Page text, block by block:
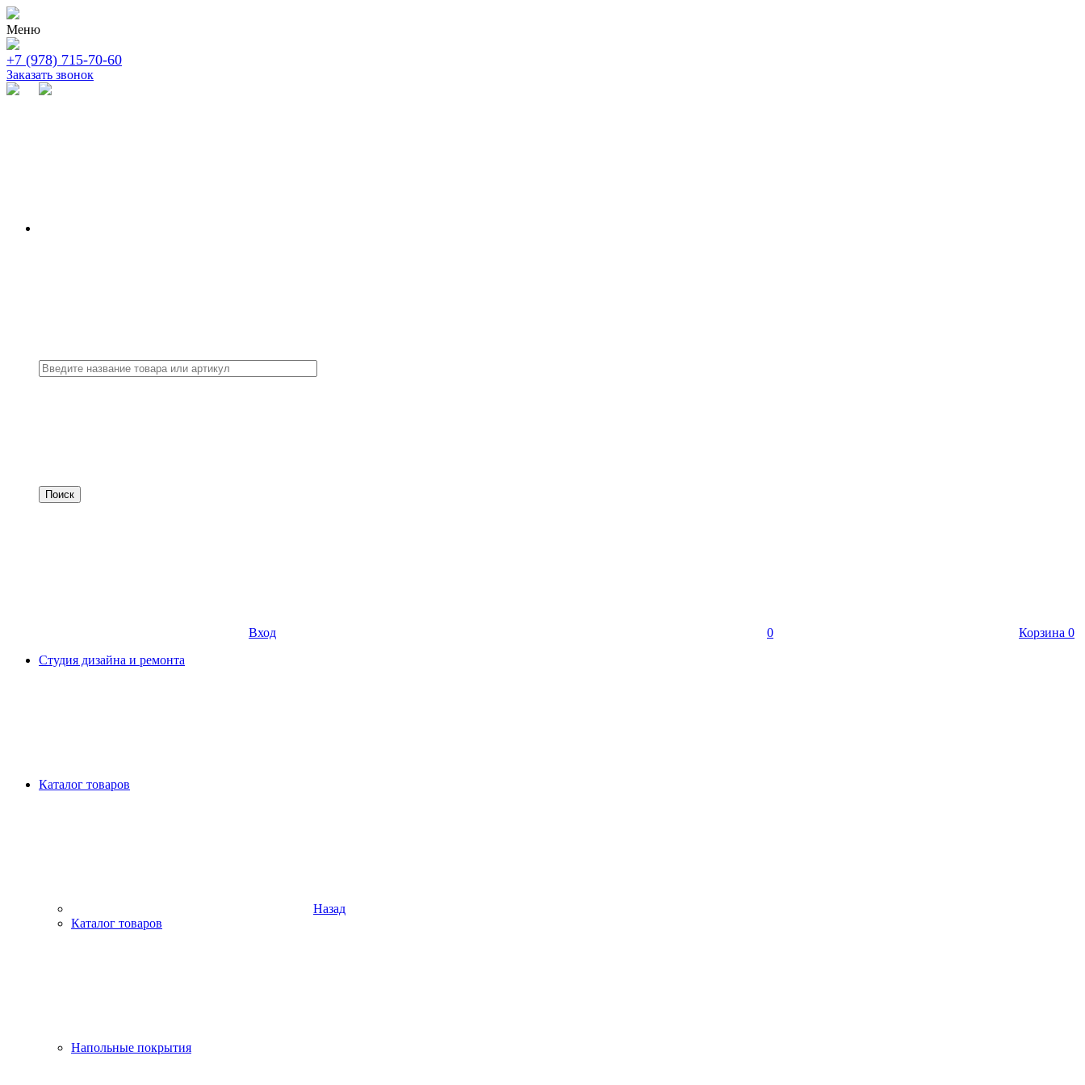
Меню
+7 (978) 715-70-60
Заказать звонок
Вход 0 Корзина 0
Студия дизайна и ремонта
Каталог товаров
Назад
Каталог товаров
Напольные покрытия